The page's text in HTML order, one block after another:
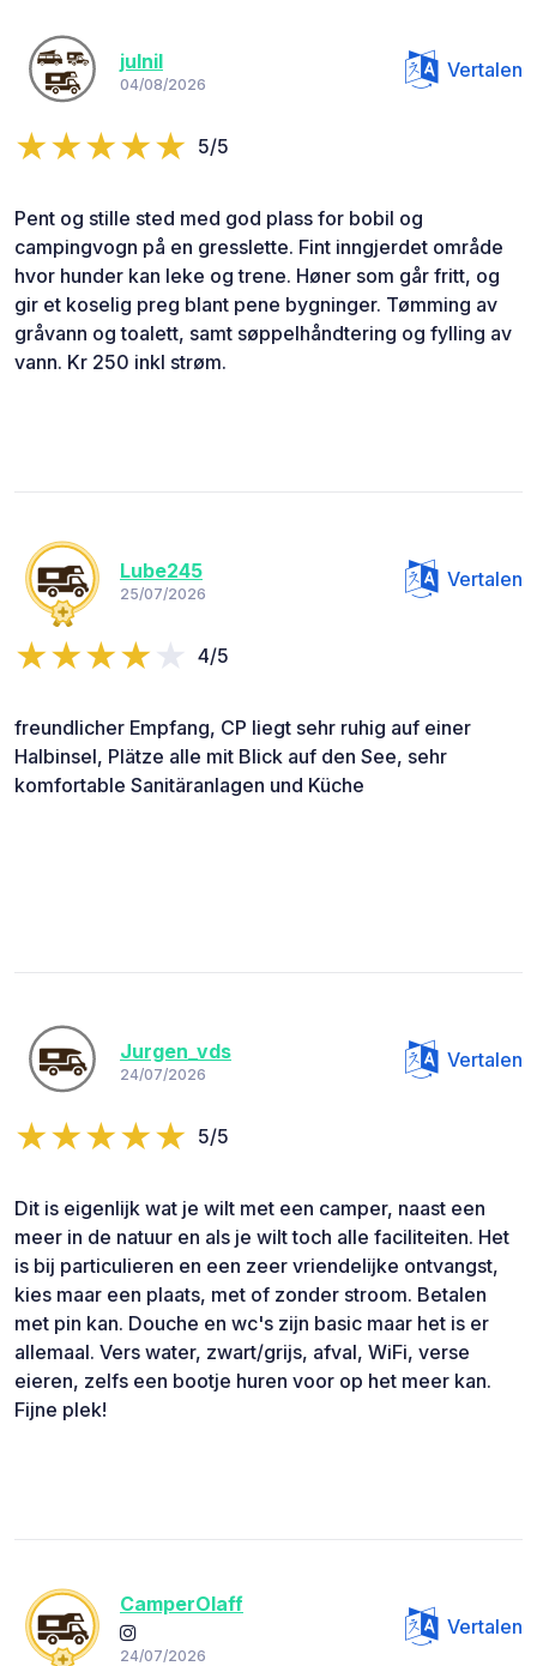
julnil
04/08/2026
Vertalen
5/5
Pent og stille sted med god plass for bobil og
campingvogn på en gresslette. Fint inngjerdet område
hvor hunder kan leke og trene. Høner som går fritt, og
gir et koselig preg blant pene bygninger. Tømming av
gråvann og toalett, samt søppelhåndtering og fylling av
vann. Kr 250 inkl strøm.
Lube245
25/07/2026
Vertalen
4/5
freundlicher Empfang, CP liegt sehr ruhig auf einer
Halbinsel, Plätze alle mit Blick auf den See, sehr
komfortable Sanitäranlagen und Küche
Jurgen_vds
24/07/2026
Vertalen
5/5
Dit is eigenlijk wat je wilt met een camper, naast een
meer in de natuur en als je wilt toch alle faciliteiten. Het
is bij particulieren en een zeer vriendelijke ontvangst,
kies maar een plaats, met of zonder stroom. Betalen
met pin kan. Douche en wc's zijn basic maar het is er
allemaal. Vers water, zwart/grijs, afval, WiFi, verse
eieren, zelfs een bootje huren voor op het meer kan.
Fijne plek!
CamperOlaff
24/07/2026
Vertalen